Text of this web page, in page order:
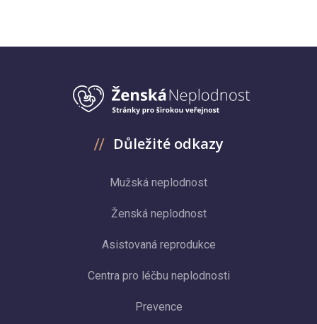
Důležité odkazy
Mužská neplodnost
Ženská neplodnost
Asistovaná reprodukce
Centra pro léčbu neplodnosti
Prevence